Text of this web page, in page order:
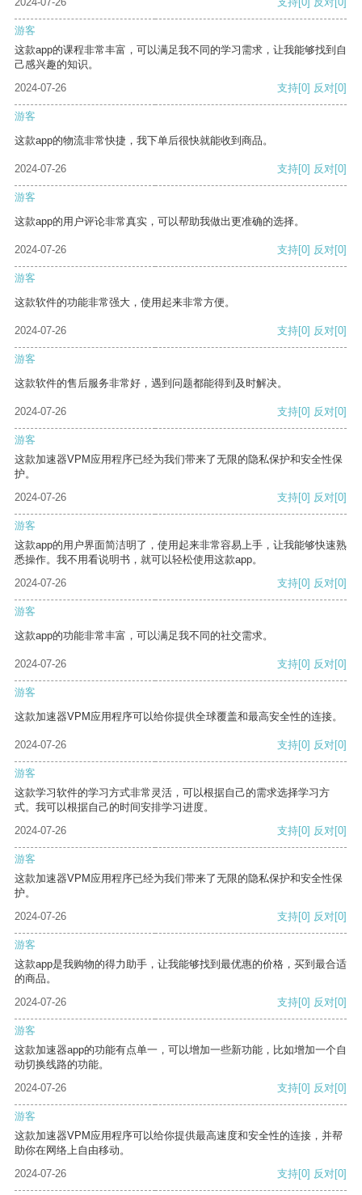
游客
这款app的课程非常丰富，可以满足我不同的学习需求，让我能够找到自
己感兴趣的知识。
2024-07-26
支持[0] 反对[0]
游客
这款app的物流非常快捷，我下单后很快就能收到商品。
2024-07-26 支持[0] 反对[0]
游客
这款app的用户评论非常真实，可以帮助我做出更准确的选择。
2024-07-26 支持[0] 反对[0]
游客
这款软件的功能非常强大，使用起来非常方便。
2024-07-26 支持[0] 反对[0]
游客
这款软件的售后服务非常好，遇到问题都能得到及时解决。
2024-07-26 支持[0] 反对[0]
游客
这款加速器VPM应用程序已经为我们带来了无限的隐私保护和安全性保
护。
2024-07-26
支持[0] 反对[0]
游客
这款app的用户界面简洁明了，使用起来非常容易上手，让我能够快速熟
悉操作。我不用看说明书，就可以轻松使用这款app。
2024-07-26
支持[0] 反对[0]
游客
这款app的功能非常丰富，可以满足我不同的社交需求。
2024-07-26 支持[0] 反对[0]
游客
这款加速器VPM应用程序可以给你提供全球覆盖和最高安全性的连接。
2024-07-26 支持[0] 反对[0]
游客
这款学习软件的学习方式非常灵活，可以根据自己的需求选择学习方
式。我可以根据自己的时间安排学习进度。
2024-07-26
支持[0] 反对[0]
游客
这款加速器VPM应用程序已经为我们带来了无限的隐私保护和安全性保
护。
2024-07-26
支持[0] 反对[0]
游客
这款app是我购物的得力助手，让我能够找到最优惠的价格，买到最合适
的商品。
2024-07-26
支持[0] 反对[0]
游客
这款加速器app的功能有点单一，可以增加一些新功能，比如增加一个自
动切换线路的功能。
2024-07-26
支持[0] 反对[0]
游客
这款加速器VPM应用程序可以给你提供最高速度和安全性的连接，并帮
助你在网络上自由移动。
2024-07-26
支持[0] 反对[0]